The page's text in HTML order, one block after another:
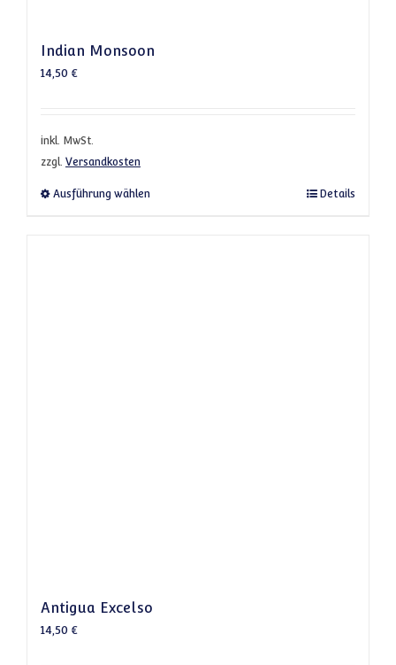
Indian Monsoon
14,50 €
inkl. MwSt.
zzgl. Versandkosten
Ausführung wählen Dieses Produkt weist mehrere Varianten
Details
Antigua Excelso
14,50 €